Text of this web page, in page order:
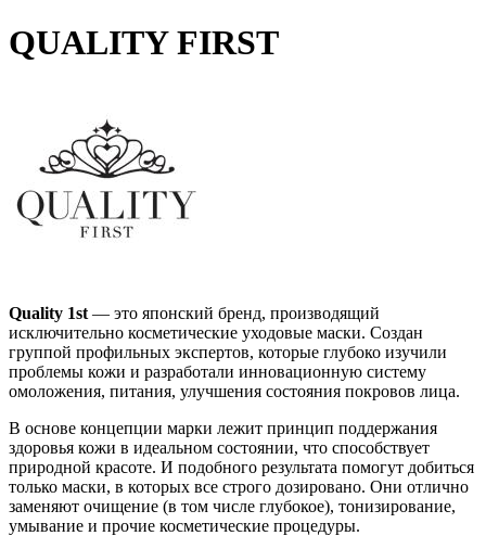
QUALITY FIRST
Quality 1st ― это японский бренд, производящий
исключительно косметические уходовые маски. Создан
группой профильных экспертов, которые глубоко изучили
проблемы кожи и разработали инновационную систему
омоложения, питания, улучшения состояния покровов лица.
В основе концепции марки лежит принцип поддержания
здоровья кожи в идеальном состоянии, что способствует
природной красоте. И подобного результата помогут добиться
только маски, в которых все строго дозировано. Они отлично
заменяют очищение (в том числе глубокое), тонизирование,
умывание и прочие косметические процедуры.